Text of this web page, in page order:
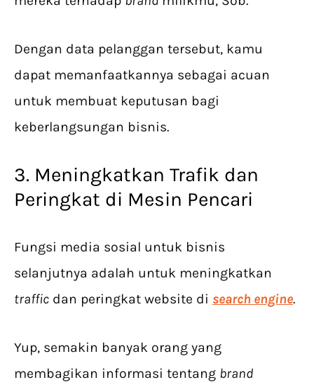
Dengan data pelanggan tersebut, kamu
dapat memanfaatkannya sebagai acuan
untuk membuat keputusan bagi
keberlangsungan bisnis.
3. Meningkatkan Trafik dan
Peringkat di Mesin Pencari
Fungsi media sosial untuk bisnis
selanjutnya adalah untuk meningkatkan
traffic dan peringkat website di search engine.
Yup, semakin banyak orang yang
membagikan informasi tentang brand